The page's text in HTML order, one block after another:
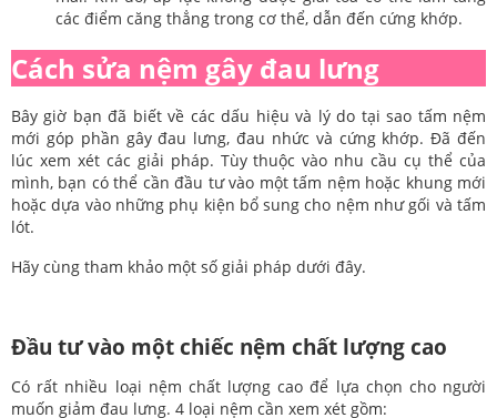
các điểm căng thẳng trong cơ thể, dẫn đến cứng khớp.
Cách sửa nệm gây đau lưng
Bây giờ bạn đã biết về các dấu hiệu và lý do tại sao tấm nệm
mới góp phần gây đau lưng, đau nhức và cứng khớp. Đã đến
lúc xem xét các giải pháp. Tùy thuộc vào nhu cầu cụ thể của
mình, bạn có thể cần đầu tư vào một tấm nệm hoặc khung mới
hoặc dựa vào những phụ kiện bổ sung cho nệm như gối và tấm
lót.
Hãy cùng tham khảo một số giải pháp dưới đây.
Đầu tư vào một chiếc nệm chất lượng cao
Có rất nhiều loại nệm chất lượng cao để lựa chọn cho người
muốn giảm đau lưng. 4 loại nệm cần xem xét gồm: